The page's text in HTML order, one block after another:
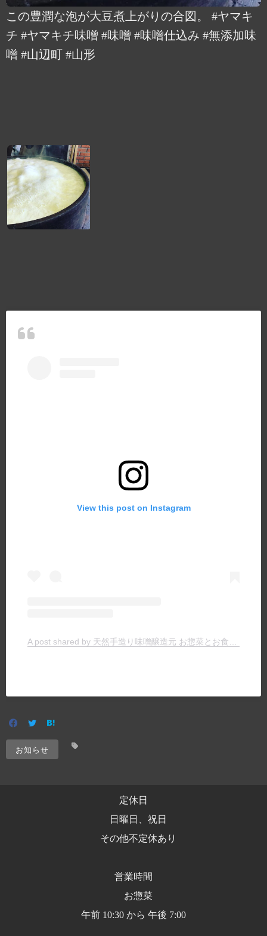
この豊潤な泡が大豆煮上がりの合図。 #ヤマキ
チ #ヤマキチ味噌 #味噌 #味噌仕込み #無添加味
噌 #山辺町 #山形
View this post on Instagram
お知らせ
定休日
日曜日、祝日
その他不定休あり
営業時間
お惣菜
午前 10:30 から 午後 7:00